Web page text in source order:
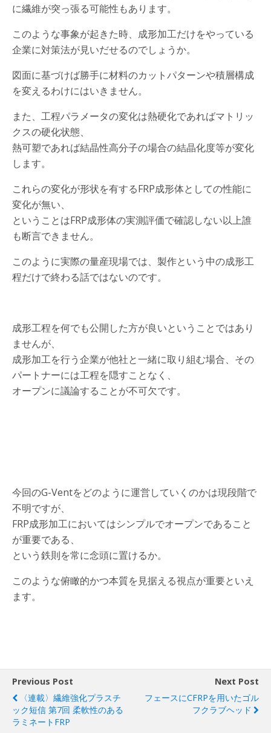
に繊維が突っ張る可能性もあります。
このような事象が起きた時、成形加工だけをやっている
企業に対策法が見いだせるのでしょうか。
図面に基づけば勝手に材料のカットパターンや積層構成
を変えるわけにはいきません。
また、工程パラメータの変化は熱硬化であればマトリッ
クスの硬化状態、
熱可塑であれば結晶性高分子の場合の結晶化度等が変化
します。
これらの変化が形状を有するFRP成形体としての性能に
変化が無い、
ということはFRP成形体の実測評価で確認しない以上誰
も断言できません。
このように実際の量産現場では、製作という中の成形工
程だけで終わる話ではないのです。
成形工程を何でも公開した方が良いということではあり
ませんが、
成形加工を行う企業が他社と一緒に取り組む場合、その
パートナーには工程を隠すことなく、
オープンに議論することが不可欠です。
今回のG-Ventをどのように運営していくのかは現段階で
不明ですが、
FRP成形加工においてはシンプルでオープンであること
が重要である、
という鉄則を常に念頭に置けるか。
このような俯瞰的かつ本質を見据える視点が重要といえ
ます。
Previous Post
〈連載〉繊維強化プラスチ
ック短信 第7回 柔軟性のある
ラミネートFRP
Next Post
フェースにCFRPを用いたゴル
フクラブヘッド